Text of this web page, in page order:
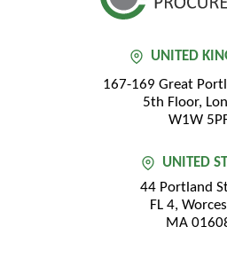
UNITED
167-169 Great
5th Floor,
W1W
UNITED
44 Portland
FL 4,
MA